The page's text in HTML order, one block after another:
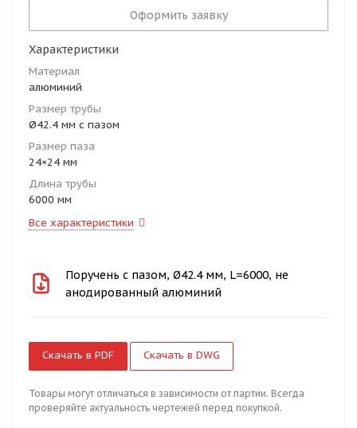
Оформить заявку
Характеристики
Материал
алюминий
Размер трубы
Ø42.4 мм с пазом
Размер паза
24×24 мм
Длина трубы
6000 мм
Все характеристики
Поручень с пазом, Ø42.4 мм, L=6000, не
анодированный алюминий
Скачать в PDF Скачать в DWG
Товары могут отличаться в зависимости от партии. Всегда
проверяйте актуальность чертежей перед покупкой.